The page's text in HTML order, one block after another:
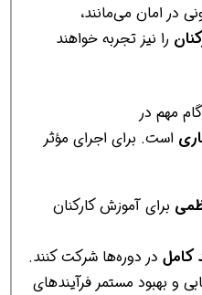
در امان می‌مانند،
را نیز تجربه خواهند
ایمنی ۱۴۰۱ یک گام مهم در
است. برای اجرای مؤثر
برای آموزش کارکنان
کاملدر دوره‌ها شرکت کنند.
و بهبود مستمر فرآیندهای